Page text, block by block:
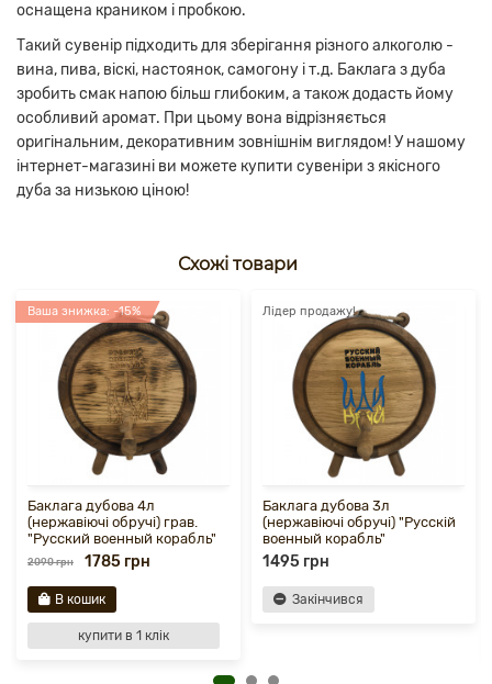
оснащена краником і пробкою.
Такий сувенір підходить для зберігання різного алкоголю -
вина, пива, віскі, настоянок, самогону і т.д. Баклага з дуба
зробить смак напою більш глибоким, а також додасть йому
особливий аромат. При цьому вона відрізняється
оригінальним, декоративним зовнішнім виглядом! У нашому
інтернет-магазині ви можете купити сувеніри з якісного
дуба за низькою ціною!
Схожі товари
Ваша знижка: -15%
Баклага дубова 4л
(нержавіючі обручі) грав.
"Русский военный корабль"
2090 грн 1785 грн
В кошик
купити в 1 клік
Лідер продажу!
Баклага дубова 3л
(нержавіючі обручі) "Русскій
военный корабль"
1495 грн
Закінчився